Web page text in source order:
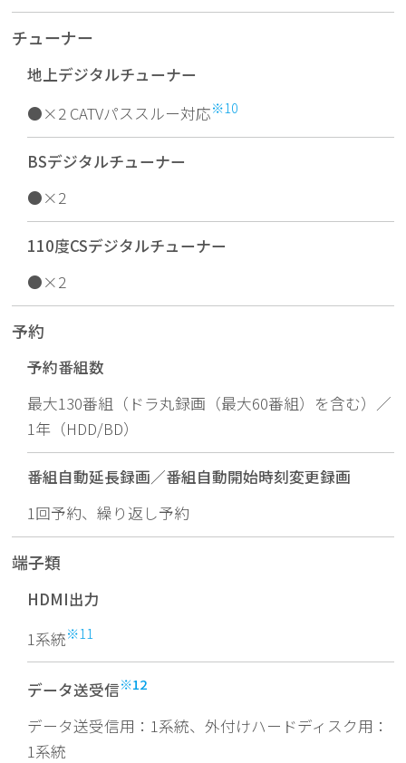
チューナー
地上デジタルチューナー
●×2 CATVパススルー対応※10
BSデジタルチューナー
●×2
110度CSデジタルチューナー
●×2
予約
予約番組数
最大130番組（ドラ丸録画（最大60番組）を含む）／
1年（HDD/BD）
番組自動延長録画／番組自動開始時刻変更録画
1回予約、繰り返し予約
端子類
HDMI出力
1系統※11
データ送受信※12
データ送受信用：1系統、外付けハードディスク用：
1系統